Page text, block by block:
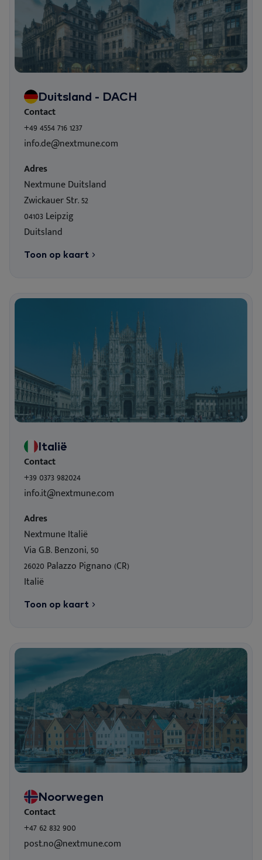
Duitsland - DACH
Contact
+49 4554 716 1237
info.de@nextmune.com
Adres
Nextmune Duitsland
Zwickauer Str. 52
04103 Leipzig
Duitsland
Toon op kaart
Italië
Contact
+39 0373 982024
info.it@nextmune.com
Adres
Nextmune Italië
Via G.B. Benzoni, 50
26020 Palazzo Pignano (CR)
Italië
Toon op kaart
Noorwegen
Contact
+47 62 832 900
post.no@nextmune.com